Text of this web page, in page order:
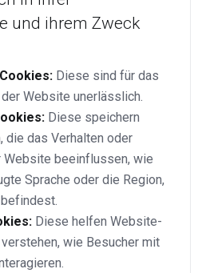
und ihrem Zweck
Diese sind für das
Website unerlässlich.
Diese speichern
die das Verhalten oder
Website beeinflussen, wie
Sprache oder die Region,
Diese helfen Website-
wie Besucher mit